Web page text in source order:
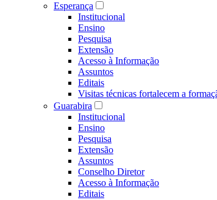
Esperança
Institucional
Ensino
Pesquisa
Extensão
Acesso à Informação
Assuntos
Editais
Visitas técnicas fortalecem a
Guarabira
Institucional
Ensino
Pesquisa
Extensão
Assuntos
Conselho Diretor
Acesso à Informação
Editais